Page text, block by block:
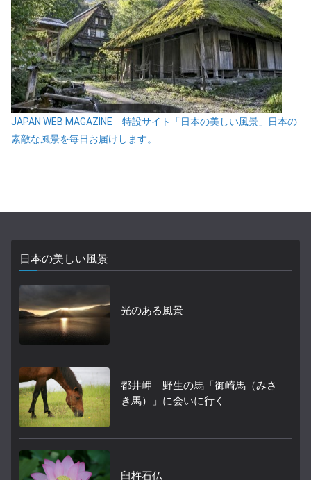
JAPAN WEB MAGAZINE 特設サイト「日本の美しい風景」日本の
素敵な風景を毎日お届けします。
日本の美しい風景
光のある風景
都井岬 野生の馬「御崎馬（みさ
き馬）」に会いに行く
臼杵石仏